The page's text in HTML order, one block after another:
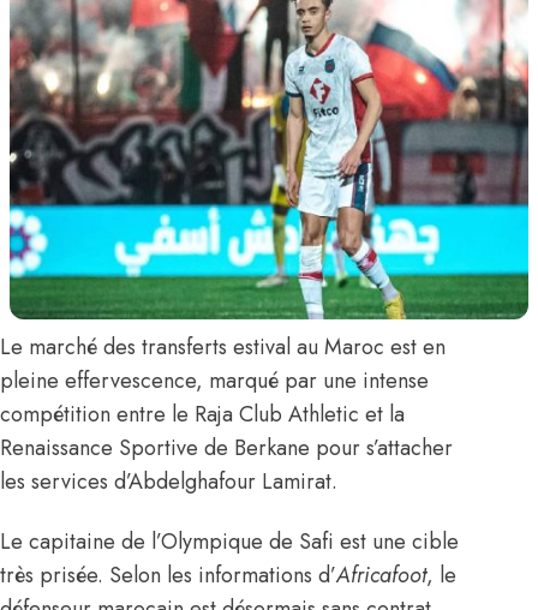
Le marché des transferts estival au Maroc est en
pleine effervescence, marqué par une intense
compétition entre le Raja Club Athletic et la
Renaissance Sportive de Berkane pour s’attacher
les services d’Abdelghafour Lamirat.
Le capitaine de l’Olympique de Safi est une cible
très prisée. Selon les informations d’Africafoot, le